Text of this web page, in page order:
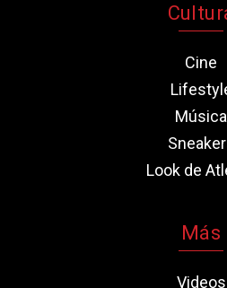
Cine
Música
Look de
Más
Videos